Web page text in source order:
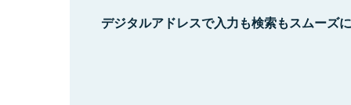
デジタルアドレスで入力も検索もスムーズ